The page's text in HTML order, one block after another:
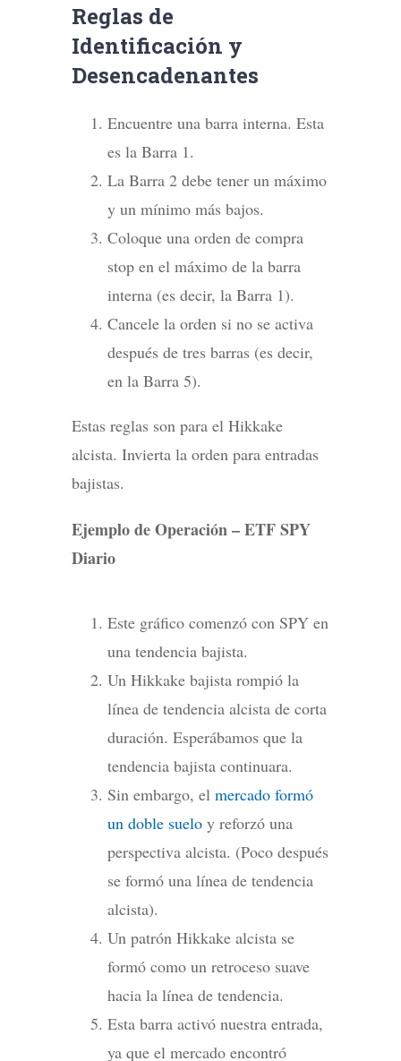
Reglas de
Identificación y
Desencadenantes
Encuentre una barra interna. Esta
es la Barra 1.
La Barra 2 debe tener un máximo
y un mínimo más bajos.
Coloque una orden de compra
stop en el máximo de la barra
interna (es decir, la Barra 1).
Cancele la orden si no se activa
después de tres barras (es decir,
en la Barra 5).
Estas reglas son para el Hikkake
alcista. Invierta la orden para entradas
bajistas.
Ejemplo de Operación – ETF SPY
Diario
Este gráfico comenzó con SPY en
una tendencia bajista.
Un Hikkake bajista rompió la
línea de tendencia alcista de corta
duración. Esperábamos que la
tendencia bajista continuara.
Sin embargo, el mercado formó
un doble suelo y reforzó una
perspectiva alcista. (Poco después
se formó una línea de tendencia
alcista).
Un patrón Hikkake alcista se
formó como un retroceso suave
hacia la línea de tendencia.
Esta barra activó nuestra entrada,
ya que el mercado encontró